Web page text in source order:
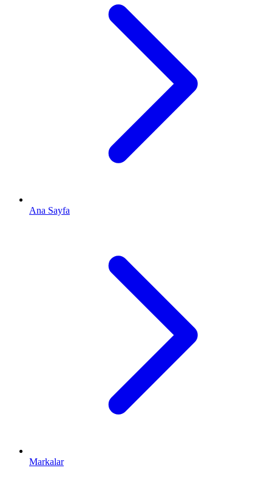
Ana Sayfa
Markalar